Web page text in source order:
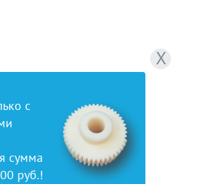
X
с
сумма
руб.!